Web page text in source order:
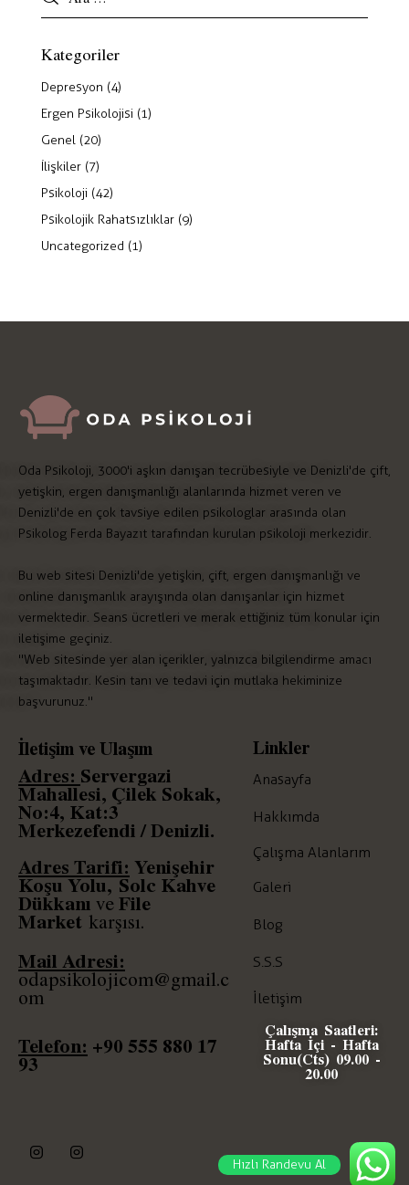
Kategoriler
Depresyon (4)
Ergen Psikolojisi (1)
Genel(20)
İlişkiler(7)
Psikoloji (42)
Psikolojik Rahatsızlıklar(9)
Uncategorized (1)
Oda Psikoloji, 3000'i aşkın danışan tecrübesiyle ve Denizli'de çift,
yetişkin, ergen danışmanlığı alanlarında hizmet veren ve
Denizli'de en çok tavsiye edilen psikologlar arasında olan
Psikolog Ferda Bayazıt tarafından kurulan psikoloji merkezidir.
Bu web sitesi Denizli'de yetişkin, çift, ergen danışmanlığı ve
online danışmanlık arayışında olan danışanlar için hizmet
vermektedir. Seans ücretleri ve merak ettiğiniz tüm konular için
iletişime geçiniz.
"Web sitesinde yer alan içerikler, yalnızca bilgilendirme amacı
taşımaktadır. Kesin tanı ve tedavi için mutlaka hekiminize
başvurunuz."
İletişim ve Ulaşım
Adres: Servergazi
Mahallesi, Çilek Sokak,
No:4, Kat:3
Merkezefendi / Denizli.
Adres Tarifi: Yenişehir
Koşu Yolu, Solc Kahve
Dükkanı veFile
Market karşısı.
Mail Adresi:
odapsikolojicom@gmail.c
om
Telefon: +90555 880 17
93
Linkler
Anasayfa
Hakkımda
Çalışma Alanlarım
Galeri
Blog
S.S.S
İletişim
Çalışma Saatleri:
Hafta İçi - Hafta
Sonu(Cts) 09.00 -
20.00
Hızlı Randevu Al